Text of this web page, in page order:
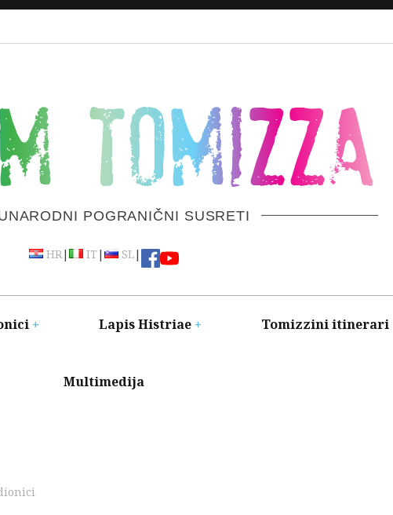
TOMIZZA
POGRANIČNI SUSRETI
HR| IT | SL|
Lapis Histriae Tomizzini itinerari
Multimedija